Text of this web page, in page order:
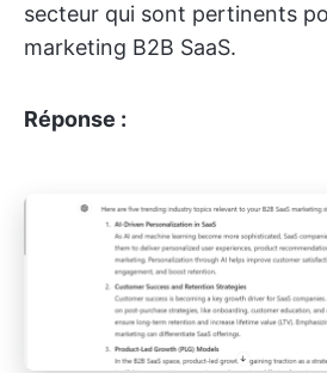
secteur qui sont pertinents
marketing B2B SaaS.
Réponse :